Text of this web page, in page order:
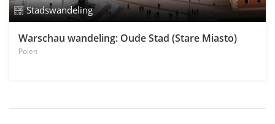
Stadswandeling
Warschau wandeling: Oude Stad (Stare Miasto)
Polen